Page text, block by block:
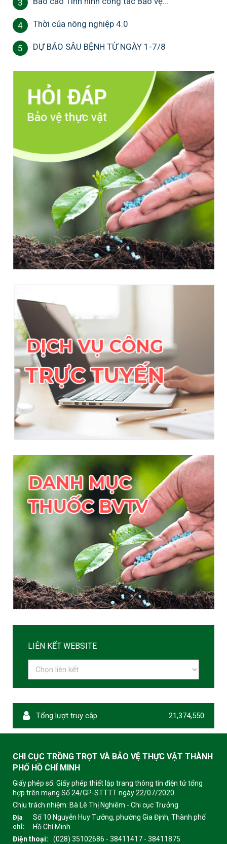
3
4 Thời của nông nghiệp 4.0
5 DỰ BÁO SÂU BỆNH TỪ NGÀY 1-7/8
LIÊN KẾT WEBSITE
Tổng lượt truy cập 21,374,550
CHI CỤC TRỒNG TRỌT VÀ BẢO VỆ THỰC VẬT THÀNH
PHỐ HỒ CHÍ MINH
Giấy phép số: Giấy phép thiết lập trang thông tin điện tử tổng
hợp trên mạng Số 24/GP-STTTT ngày 22/07/2020
Chịu trách nhiệm: Bà Lê Thị Nghiêm - Chi cục Trưởng
Địa
chỉ:
Số 10 Nguyễn Huy Tưởng, phường Gia Định, Thành phố
Hồ Chí Minh
Điện thoại:
(028) 35102686 - 38411417 - 38411875